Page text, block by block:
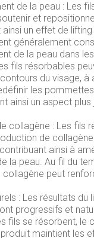
de la peau : Les
et
un effet de lifting
généralement
de la peau dans
fils résorbables
du visage, à
les
ainsi un aspect plus
collagène : Les fils
de
ainsi à
la peau. Au fil du
peut
: Les résultats du
progressifs et
fils se résorbent, le
maintient les